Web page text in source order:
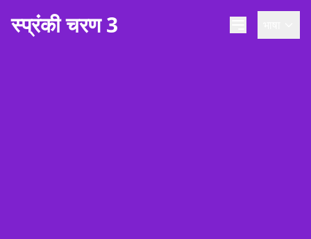
स्प्रंकी चरण 3